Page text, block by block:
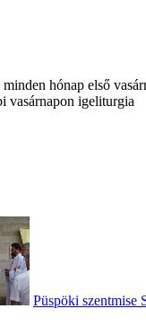
minden hónap első
vasárnapon igeliturgia
Püspöki szentmise